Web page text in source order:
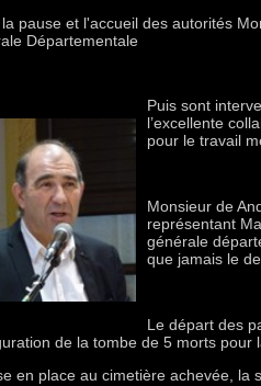
pause et l'accueil des autorités
Départementale
Puis sont
l’excellente
pour le travail
Monsieur de
représentant
générale
que jamais le
Le départ des
de la tombe de 5 morts
en place au cimetière achevée, la